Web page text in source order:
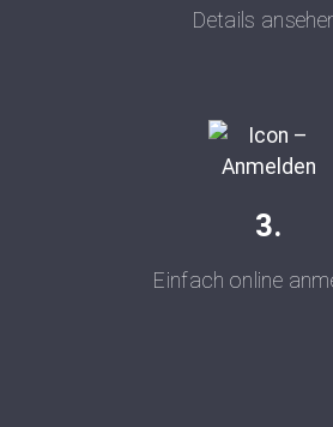
Details
3.
Einfach online